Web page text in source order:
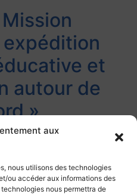
aux
nous utilisons des technologies
ou accéder aux informations des
nous permettra de
et
autour de
»
le voilier Bernick
Cet évènement marqua